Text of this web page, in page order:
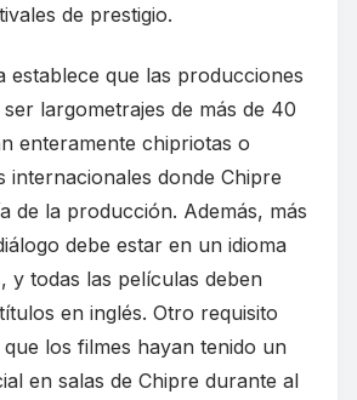
de prestigio.
establece que las producciones
largometrajes de más de 40
enteramente chipriotas o
internacionales donde Chipre
de la producción. Además, más
debe estar en un idioma
y todas las películas deben
en inglés. Otro requisito
los filmes hayan tenido un
en salas de Chipre durante al